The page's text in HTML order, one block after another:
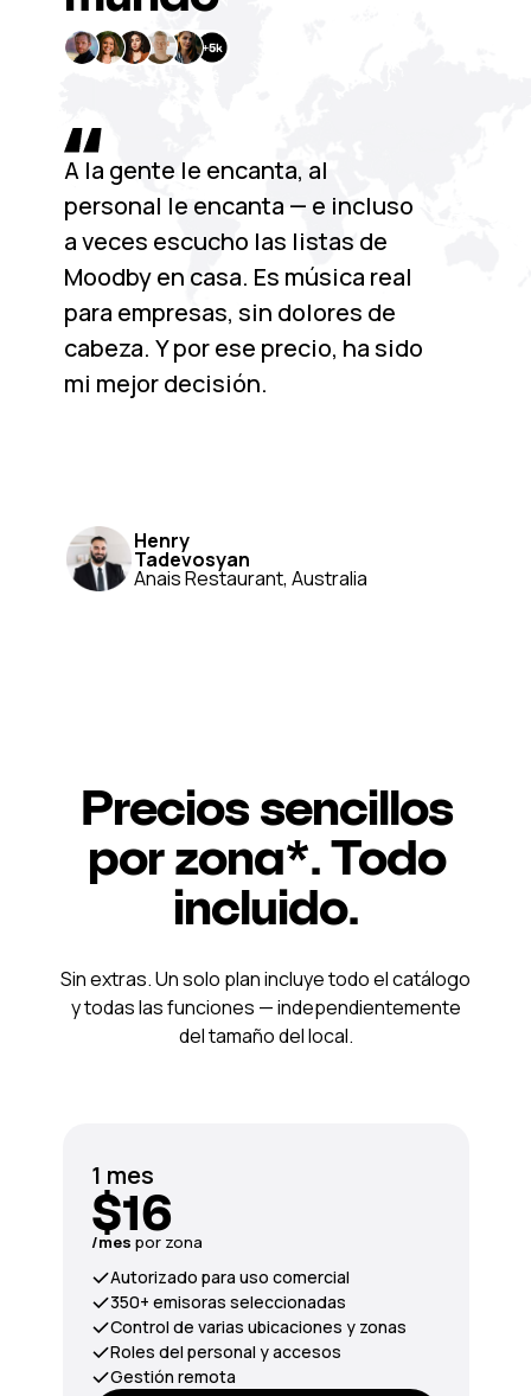
A la gente le encanta, al
personal le encanta — e incluso
a veces escucho las listas de
Moodby en casa. Es música real
para empresas, sin dolores de
cabeza. Y por ese precio, ha sido
mi mejor decisión.
Henry
Tadevosyan
Anais Restaurant, Australia
Precios sencillos
por zona*. Todo
incluido.
1 mes
$16
/mes por zona
Autorizado para uso comercial
350+ emisoras seleccionadas
Control de varias ubicaciones y zonas
Roles del personal y accesos
Gestión remota
Sin extras. Un solo plan incluye todo el catálogo
y todas las funciones — independientemente
del tamaño del local.